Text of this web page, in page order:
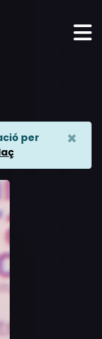
per
×